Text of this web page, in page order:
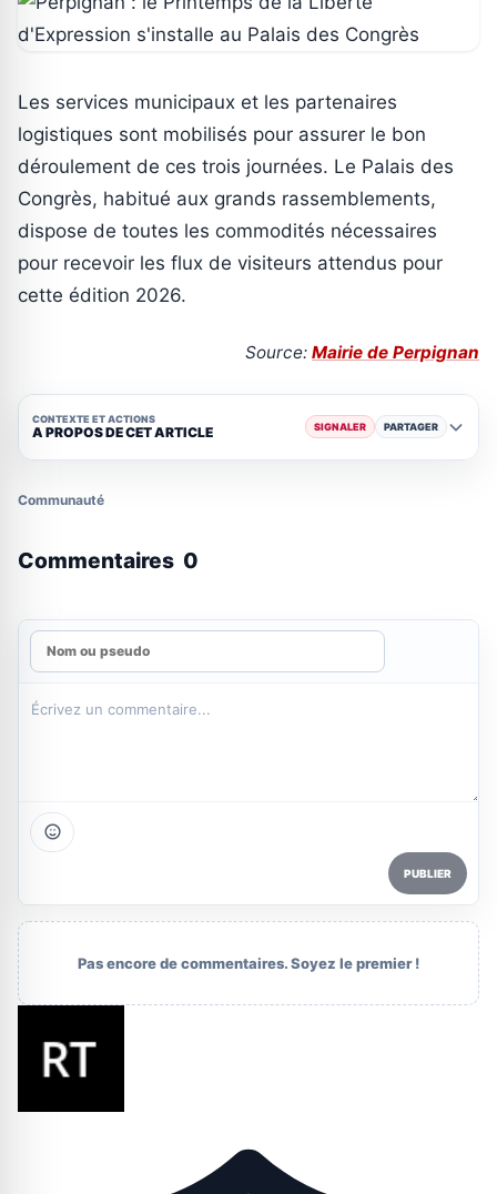
Les services municipaux et les partenaires
logistiques sont mobilisés pour assurer le bon
déroulement de ces trois journées. Le Palais des
Congrès, habitué aux grands rassemblements,
dispose de toutes les commodités nécessaires
pour recevoir les flux de visiteurs attendus pour
cette édition 2026.
Source: Mairie de Perpignan
CONTEXTE ET ACTIONS
A PROPOS DE CET ARTICLE SIGNALER PARTAGER
Communauté
Commentaires 0
PUBLIER
Pas encore de commentaires. Soyez le premier !